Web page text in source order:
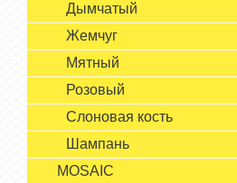
Дымчатый
Жемчуг
Мятный
Розовый
Слоновая кость
Шампань
MOSAIC